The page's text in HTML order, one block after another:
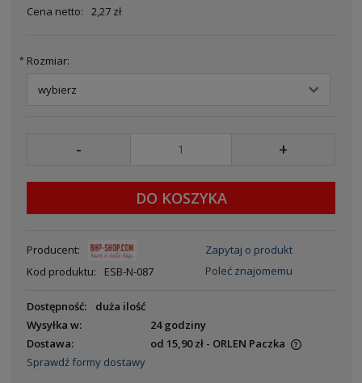
Cena netto: 2,27 zł
* Rozmiar:
- +
DO KOSZYKA
Producent:
Kod produktu:
ESB-N-087
Zapytaj o produkt
Poleć znajomemu
Dostępność:
duża ilość
Wysyłka w:
24 godziny
Dostawa:
od 15,90 zł - ORLEN Paczka
Sprawdź formy dostawy